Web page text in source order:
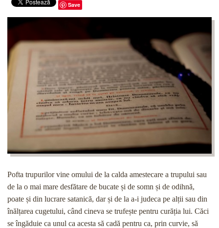
Save
Pofta trupurilor vine omului de la calda amestecare a trupului sau
de la o mai mare desfătare de bucate și de somn și de odihnă,
poate și din lucrare satanică, dar și de la a-i judeca pe alții sau din
înălțarea cugetului, când cineva se trufește pentru curăția lui. Căci
se îngăduie ca unul ca acesta să cadă pentru ca, prin curvie, să